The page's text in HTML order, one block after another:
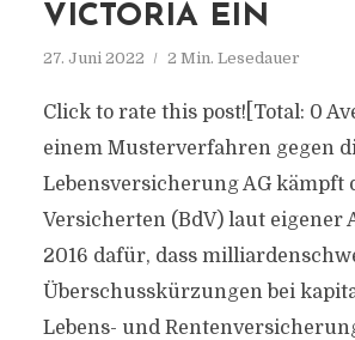
VICTORIA EIN
27. Juni 2022 2 Min. Lesedauer
Click to rate this post![Total: 0
einem Musterverfahren gegen
Lebensversicherung AG kämpft
Versicherten (BdV) laut eigener
2016 dafür, dass
Überschusskürzungen bei
Lebens- und